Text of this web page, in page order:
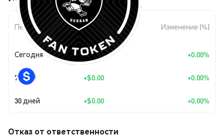
Период
Изменение
суммы
Изменение (%)
Сегодня +$0.00 +0.00%
7 дней +$0.00 +0.00%
30 дней +$0.00 +0.00%
Отказ от ответственности